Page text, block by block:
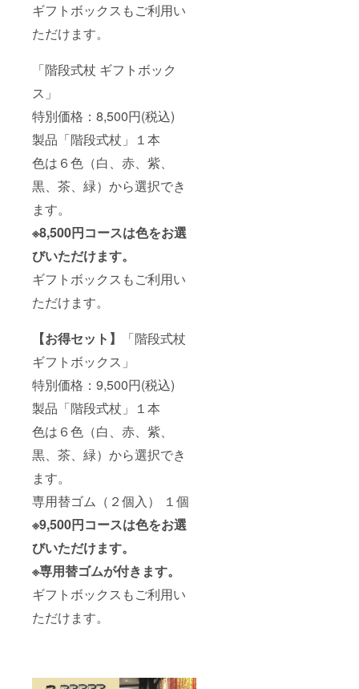
ギフトボックスもご利用い
ただけます。
「階段式杖 ギフトボック
ス」
特別価格：8,500円(税込)
製品「階段式杖」１本
色は６色（白、赤、紫、
黒、茶、緑）から選択でき
ます。
※8,500円コースは色をお選
びいただけます。
ギフトボックスもご利用い
ただけます。
【お得セット】
「階段式杖
ギフトボックス」
特別価格：9,500円(税込)
製品「階段式杖」１本
色は６色（白、赤、紫、
黒、茶、緑）から選択でき
ます。
専用替ゴム（２個入） １個
※9,500円コースは色をお選
びいただけます。
※専用替ゴムが付きます。
ギフトボックスもご利用い
ただけます。